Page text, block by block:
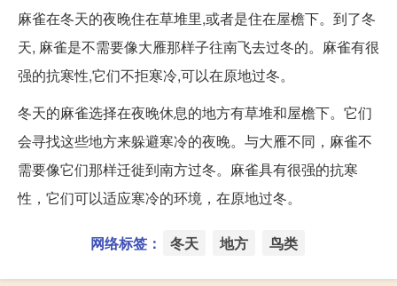
麻雀在冬天的夜晚住在草堆里,或者是住在屋檐下。到了冬
天, 麻雀是不需要像大雁那样子往南飞去过冬的。麻雀有很
强的抗寒性,它们不拒寒冷,可以在原地过冬。
冬天的麻雀选择在夜晚休息的地方有草堆和屋檐下。它们
会寻找这些地方来躲避寒冷的夜晚。与大雁不同，麻雀不
需要像它们那样迁徙到南方过冬。麻雀具有很强的抗寒
性，它们可以适应寒冷的环境，在原地过冬。
网络标签： 冬天 地方 鸟类